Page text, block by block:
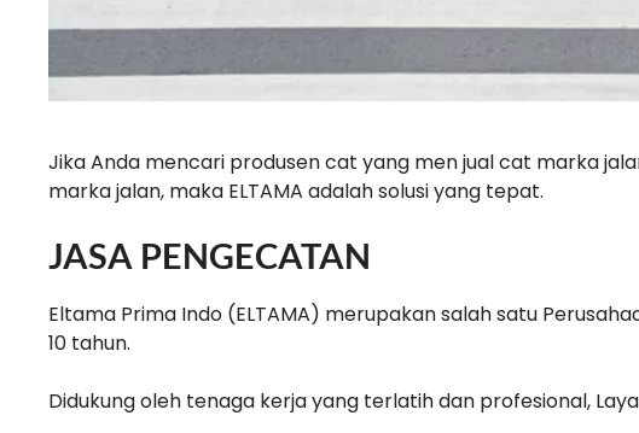
Jika Anda mencari produsen cat yang men jual cat marka
marka jalan, maka ELTAMA adalah solusi yang tepat.
JASA PENGECATAN
Eltama Prima Indo (ELTAMA) merupakan salah satu
10 tahun.
Didukung oleh tenaga kerja yang terlatih dan profesional,